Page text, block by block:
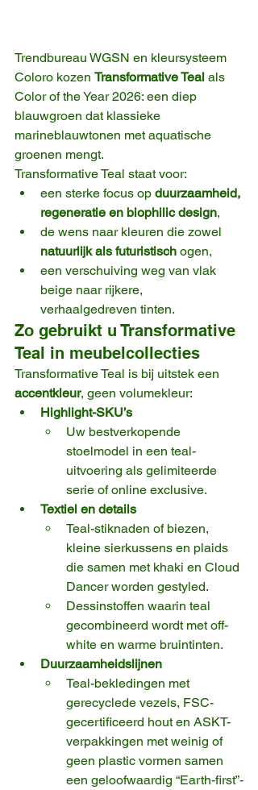
Trendbureau WGSN en kleursysteem
Coloro kozen Transformative Teal als
Color of the Year 2026: een diep
blauwgroen dat klassieke
marineblauwtonen met aquatische
groenen mengt.
Transformative Teal staat voor:
een sterke focus op duurzaamheid,
regeneratie en biophilic design,
de wens naar kleuren die zowel
natuurlijk als futuristisch ogen,
een verschuiving weg van vlak
beige naar rijkere,
verhaalgedreven tinten.
Zo gebruikt u Transformative
Teal in meubelcollecties
Transformative Teal is bij uitstek een
accentkleur, geen volumekleur:
Highlight-SKU’s
Uw bestverkopende
stoelmodel in een teal-
uitvoering als gelimiteerde
serie of online exclusive.
Textiel en details
Teal-stiknaden of biezen,
kleine sierkussens en plaids
die samen met khaki en Cloud
Dancer worden gestyled.
Dessinstoffen waarin teal
gecombineerd wordt met off-
white en warme bruintinten.
Duurzaamheidslijnen
Teal-bekledingen met
gerecyclede vezels, FSC-
gecertificeerd hout en ASKT-
verpakkingen met weinig of
geen plastic vormen samen
een geloofwaardig “Earth-first”-